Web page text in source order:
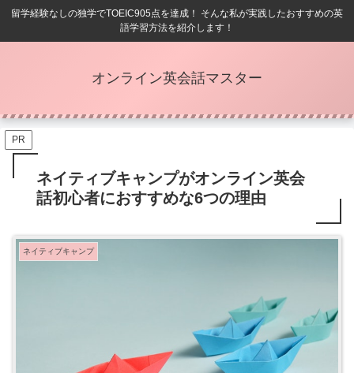
留学経験なしの独学でTOEIC905点を達成！ そんな私が実践したおすすめの英
語学習方法を紹介します！
オンライン英会話マスター
PR
ネイティブキャンプがオンライン英会
話初心者におすすめな6つの理由
ネイティブキャンプ